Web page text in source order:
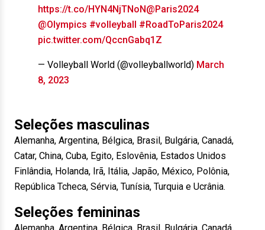
https://t.co/HYN4NjTNoN@Paris2024
@Olympics #volleyball #RoadToParis2024
pic.twitter.com/QccnGabq1Z
— Volleyball World (@volleyballworld) March
8, 2023
Seleções masculinas
Alemanha, Argentina, Bélgica, Brasil, Bulgária, Canadá,
Catar, China, Cuba, Egito, Eslovênia, Estados Unidos
Finlândia, Holanda, Irã, Itália, Japão, México, Polônia,
República Tcheca, Sérvia, Tunísia, Turquia e Ucrânia.
Seleções femininas